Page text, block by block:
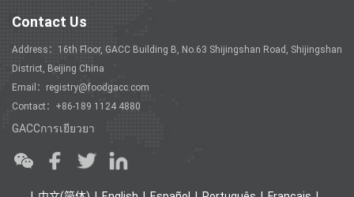
Contact Us
Address：16th Floor, GACC Building B, No.63 Shijingshan Road, Shijingshan
District, Beijing China
Email：registry@foodgacc.com
Contact：+86-189 1124 4880
GACCการเยียวยา